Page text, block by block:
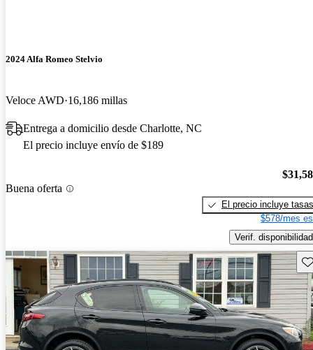
2024 Alfa Romeo Stelvio
Veloce AWD 16,186 millas
Entrega a domicilio desde Charlotte, NC
El precio incluye envío de $189
Buena oferta
El precio incluye tasas
$578/mes
Verif. disponibilidad